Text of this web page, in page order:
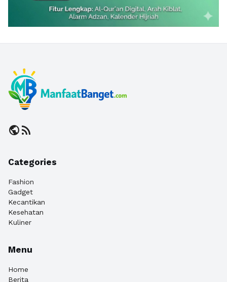
publicrss_feed
Categories
Fashion
Gadget
Kecantikan
Kesehatan
Kuliner
Menu
Home
Berita